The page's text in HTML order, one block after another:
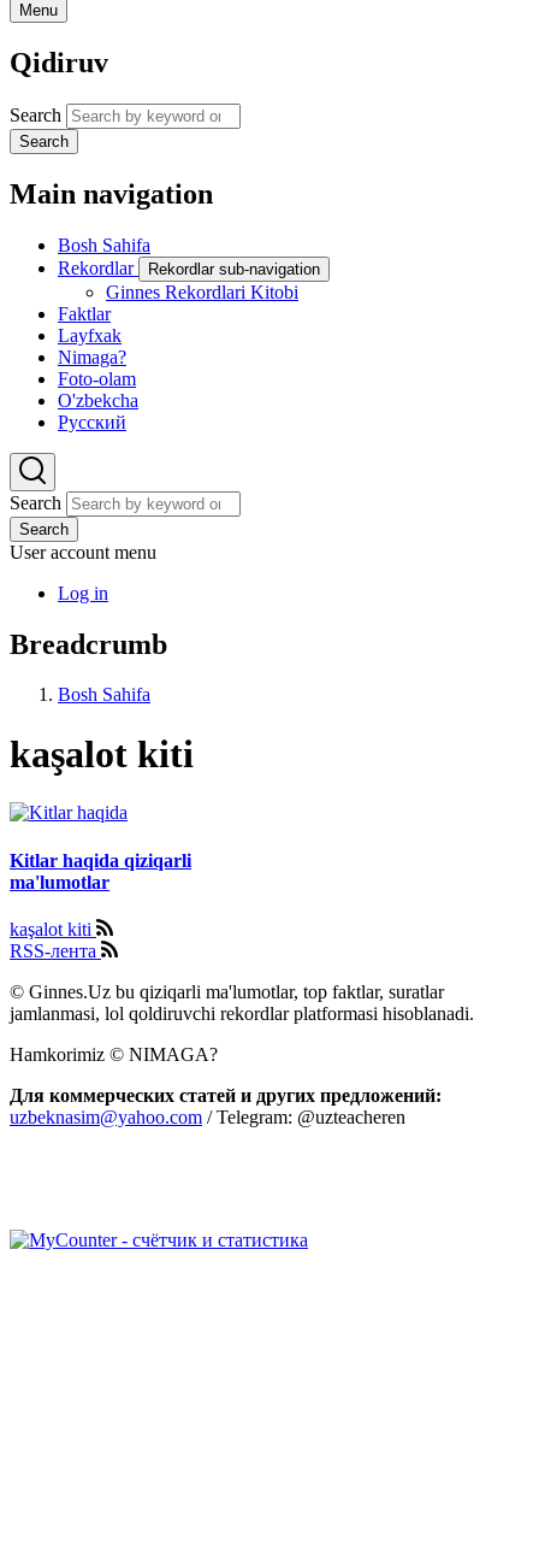
Menu
Qidiruv
Search
Search
Main navigation
Bosh Sahifa
Rekordlar
Rekordlar sub-navigation
Ginnes Rekordlari Kitobi
Faktlar
Layfxak
Nimaga?
Foto-olam
O'zbekcha
Русский
Search
Search
User account menu
Log in
Breadcrumb
Bosh Sahifa
kaşalot kiti
Kitlar haqida qiziqarli
ma'lumotlar
kaşalot kiti
RSS-лента
© Ginnes.Uz bu qiziqarli ma'lumotlar, top faktlar, suratlar
jamlanmasi, lol qoldiruvchi rekordlar platformasi hisoblanadi.
Hamkorimiz © NIMAGA?
Для коммерческих статей и других предложений:
uzbeknasim@yahoo.com / Telegram: @uzteacheren